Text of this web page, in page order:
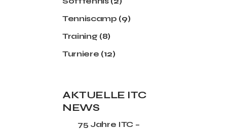
Tenniscamp (9)
Training (8)
Turniere (12)
AKTUELLE ITC
NEWS
75 Jahre ITC –